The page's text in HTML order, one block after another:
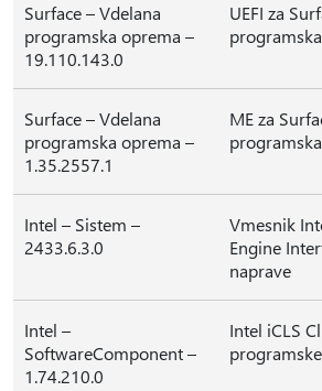
Surface – Vdelana
programska oprema –
19.110.143.0
UEFI za
Surface – Vdelana
programska oprema –
1.35.2557.1
ME za
Intel – Sistem –
2433.6.3.0
Vmesnik
Engine
naprave
Intel –
SoftwareComponent –
1.74.210.0
Intel iCLS